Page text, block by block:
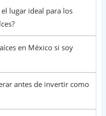
lugar ideal para los
en México si soy
antes de invertir como